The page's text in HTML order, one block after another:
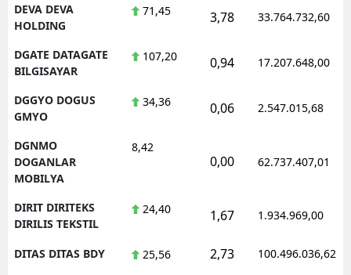
DEVA DEVA
HOLDING
71,45 3,78 33.764.732,60
DGATE DATAGATE
BILGISAYAR
107,20 0,94 17.207.648,00
DGGYO DOGUS
GMYO
34,36 0,06 2.547.015,68
DGNMO
DOGANLAR
MOBILYA
8,42
0,00 62.737.407,01
DIRIT DIRITEKS
DIRILIS TEKSTIL
24,40 1,67 1.934.969,00
DITAS DITAS BDY 25,56 2,73 100.496.036,62